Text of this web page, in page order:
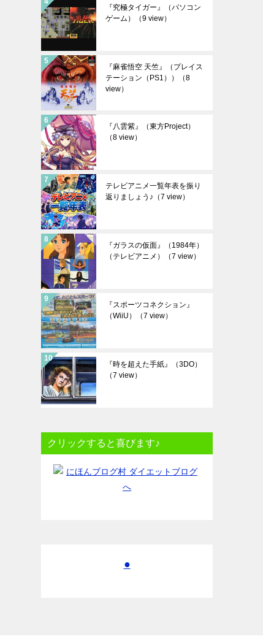
『究極タイガー』（パソコン
ゲーム）
（9 view）
『麻雀悟空 天竺』（プレイス
テーション（PS1））
（8
view）
『八雲紫』（東方Project）
（8 view）
テレビアニメ一覧年表を振り
返りましょう♪ （7 view）
『ガラスの仮面』（1984年）
（テレビアニメ）
（7 view）
『スポーツコネクション』
（WiiU）
（7 view）
『時を超えた手紙』（3DO）
（7 view）
クリックすると喜びます♪
●